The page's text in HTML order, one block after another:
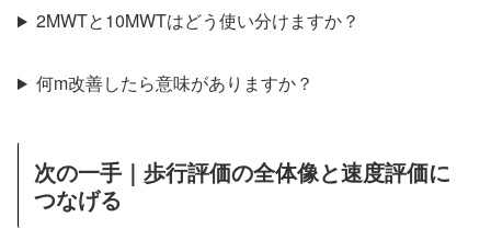
2MWTと10MWTはどう使い分けますか？
何m改善したら意味がありますか？
次の一手｜歩行評価の全体像と速度評価に
つなげる